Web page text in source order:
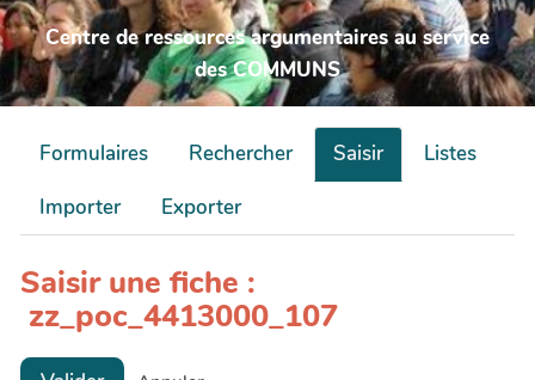
Centre de ressources argumentaires au service
des COMMUNS
Formulaires Rechercher Saisir
Listes
Importer
Exporter
Saisir une fiche :
zz_poc_4413000_107